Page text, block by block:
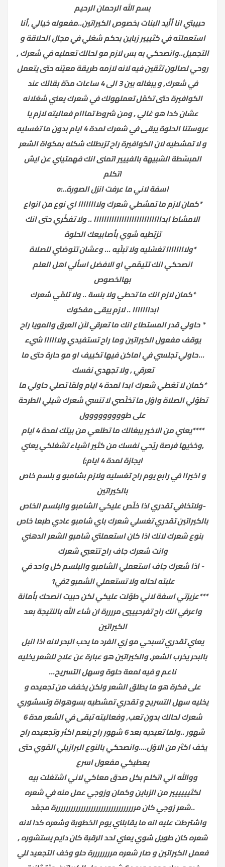
بسم الله الرحمان الرحيم
حبيبتي انا أأيد البنات بخصوص الكيراتين..مفعوله خيالي ,أنا
استعملته في كثييير زباين بحكم شغلي في مجال الحلاقة و
التجميل..وانصحكي به بس لازم مو لحالك تعمليه في شعرك ,
روحي لصالون تثقين فيه لانه لازمه طريقة معيّنه حتى يتعمل
في شعرك, و يبغاله بين 3 الى 4 ساعات مدّة بقائك عند
الكوافيرة حتى تكمّل تعملهولك في شعرك يعني شغلانه
عشان كدا هو غالي , ومن شروط تمااام فعاليته لازم يا
عروستنا الحلوة يبقى في شعرك لمدة 4 ايام بدون ما تغسليه
و لا تمشطيه لان الكوافيرة راح تزبطلك شكله بمكواة الشعر
المبسّطة الشبيهة بالفييير اتمنى انك فهمتيني عن ايش
اتكلم
اسفة لاني ما عرفت انزل الصورة..:o
*كمان لازم ما تمشطي شعرك ولاااااااا اي نوع من انواع
الامشاط ابدااااااااااااااااااااااااااا .. ولا تفكّري حتى انك
تزبّطيه شوي بأصابيعك الحلوة
*ولاااااااا تغسّليه ولا تبلّيه ... وعشان تتوضئي للصلاة
انصحكي انك تتيمّمي او الافضل اسألي اهل العلم
بهالخصوص
*كمان لازم انك ما تحطي ولا بنسة .. ولا تلمّي شعرك
ابدااااااا .. لازم يبقى مفكوك
* حاولي قدر المستطاع انك ما تعرقي لآن العرق والمويا راح
يوقف مفعول الكيراتين وما راح تستفيدي ولاااااا شيء
...حاولي تجلسي في اماكن فيها تكييف او مو حارة حتى ما
تعرقي , ولا تجهدي نفسك
*كمان لا تغطي شعرك ابدا لمدة 4 ايام ولمّا تصلي حاولي ما
تطوّلي الصلاة واوّل ما تخلّصي لا تنسي شعرك شيلي الطرحة
على طووووووووول
****يعني من الاخير يبغالك ما تطلعي من بيتك لمدة 4 ايام
,وخذيها فرصة ريّحي نفسك من كثير اشياء تشغلكي يعني
ايجازة لمدة 4 ايام;)
و اخيراا في رابع يوم راح تغسليه ولازم بشامبو و بلسم خاص
بالكيراتين
-ولاتخافي تقدري اذا خلّص عليكي الشامبو والبلسم الخاص
بالكيراتين تقدري تغسلي شعرك باي شامبو عادي طبعا خاص
بنوع شعرك لانك اذا كان استعملتي شامبو الشعر الدهني
وانت شعرك جاف راح تتعبي شعرك
- اذا شعرك جاف استعملي الشامبو والبلسم كل واحد في
علبته لحاله ولا تستعملي الشمبو 2في1
***عزيزتي اسفة لاني طوّلت عليكي لكن حبيت انصحك بأمانة
واعرفي انك راح تفرحيييي مررررة ان شاء الله بالنتيجة بعد
الكيراتين
يعني تقدري تسبحي مو زي الفرد ما يحب البحر لانه اذا انبل
بالبحر يخرب الشعر, والكيراتين هو عبارة عن علاج للشعر يخليه
ناعم و فيه لمعة حلوة وسهل التسريح...
على فكرة هو ما يطلق الشعر ولكن يخفف من تجعيده و
يخليه سهل التسريح و تقدري تمشطيه بسوهواة وتسشوري
شعرك لحالك بدون تعب, وفعاليته تبقى في الشعر مدة 6
شهور ..ولما تعيديه بعد 6 شهور راح ينعم اكثر وتجعيده راح
يخف اكثر من الاوّل....وانصحكي بالنوع البرازيلي القوي حتى
يعطيكي مفعول اسرع
ووالله اني اتكلم بكل صدق معاكي لاني اشتغلت بيه
لكثيييييير من الزباين وكمان وزوجي عمل منه في شعره
..شعر زوجي كان مررررررررررررررررررررررررررررررررة مجعّد
واشترطت عليه انه ما يقابلني يوم الخطوبة وشعره كدا لانه
شعره كان طويل شوي يعني لحد الرقبة كان دايم يستشوره ,
فعمل الكيراتين و صار شعره مررررررررة حلو وخف التجعيد للي